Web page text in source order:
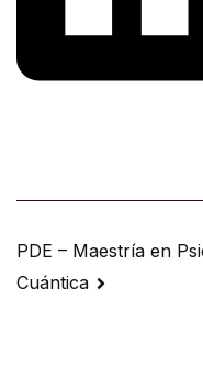
de
PDE – Maestría en
Cuántica